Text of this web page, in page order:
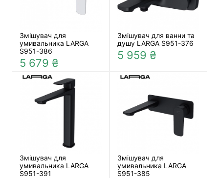
Змішувач для
умивальника LARGA
S951-386
5 679 ₴
Змішувач для ванни та
душу LARGA S951-376
5 959 ₴
Змішувач для
умивальника LARGA
S951-391
Змішувач для
умивальника LARGA
S951-385